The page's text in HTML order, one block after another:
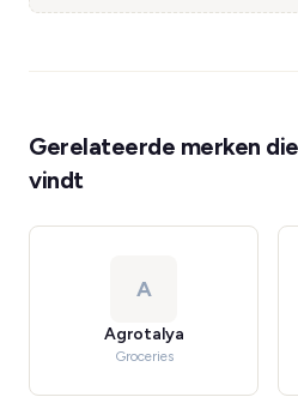
Gerelateerde merken
vindt
A
Agrotalya
Groceries